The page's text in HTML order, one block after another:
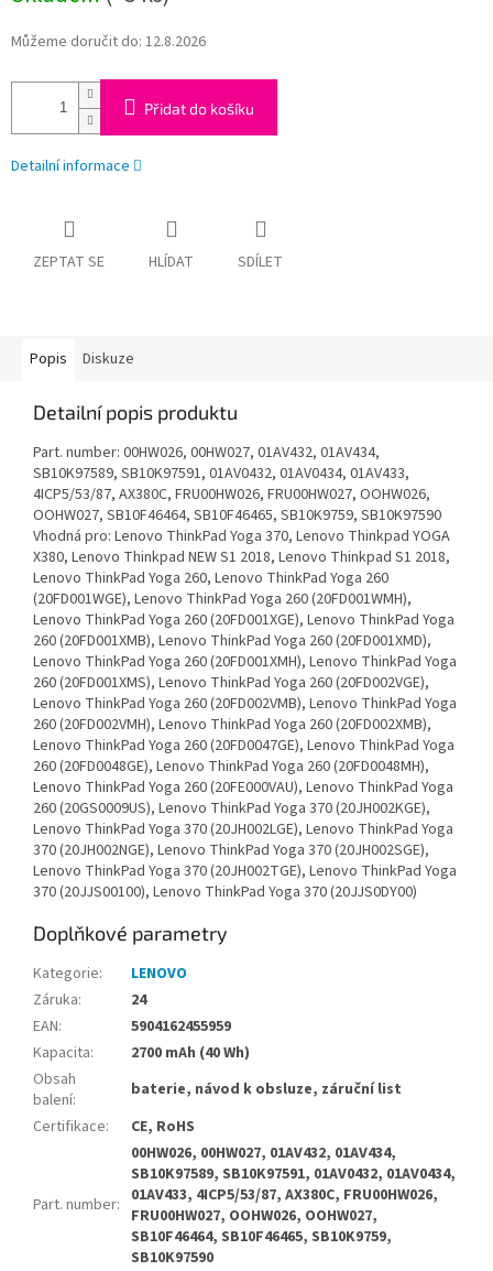
Můžeme doručit do: 12.8.2026
Přidat do košíku
Detailní informace
ZEPTAT SE HLÍDAT SDÍLET
Popis Diskuze
Detailní popis produktu
Part. number: 00HW026, 00HW027, 01AV432, 01AV434,
SB10K97589, SB10K97591, 01AV0432, 01AV0434, 01AV433,
4ICP5/53/87, AX380C, FRU00HW026, FRU00HW027, OOHW026,
OOHW027, SB10F46464, SB10F46465, SB10K9759, SB10K97590
Vhodná pro: Lenovo ThinkPad Yoga 370, Lenovo Thinkpad YOGA
X380, Lenovo Thinkpad NEW S1 2018, Lenovo Thinkpad S1 2018,
Lenovo ThinkPad Yoga 260, Lenovo ThinkPad Yoga 260
(20FD001WGE), Lenovo ThinkPad Yoga 260 (20FD001WMH),
Lenovo ThinkPad Yoga 260 (20FD001XGE), Lenovo ThinkPad Yoga
260 (20FD001XMB), Lenovo ThinkPad Yoga 260 (20FD001XMD),
Lenovo ThinkPad Yoga 260 (20FD001XMH), Lenovo ThinkPad Yoga
260 (20FD001XMS), Lenovo ThinkPad Yoga 260 (20FD002VGE),
Lenovo ThinkPad Yoga 260 (20FD002VMB), Lenovo ThinkPad Yoga
260 (20FD002VMH), Lenovo ThinkPad Yoga 260 (20FD002XMB),
Lenovo ThinkPad Yoga 260 (20FD0047GE), Lenovo ThinkPad Yoga
260 (20FD0048GE), Lenovo ThinkPad Yoga 260 (20FD0048MH),
Lenovo ThinkPad Yoga 260 (20FE000VAU), Lenovo ThinkPad Yoga
260 (20GS0009US), Lenovo ThinkPad Yoga 370 (20JH002KGE),
Lenovo ThinkPad Yoga 370 (20JH002LGE), Lenovo ThinkPad Yoga
370 (20JH002NGE), Lenovo ThinkPad Yoga 370 (20JH002SGE),
Lenovo ThinkPad Yoga 370 (20JH002TGE), Lenovo ThinkPad Yoga
370 (20JJS00100), Lenovo ThinkPad Yoga 370 (20JJS0DY00)
Doplňkové parametry
Kategorie:
LENOVO
Záruka:
24
EAN:
5904162455959
Kapacita:
2700 mAh (40 Wh)
Obsah
balení:
baterie, návod k obsluze, záruční list
Certifikace: CE, RoHS
Part. number:
00HW026, 00HW027, 01AV432, 01AV434,
SB10K97589, SB10K97591, 01AV0432, 01AV0434,
01AV433, 4ICP5/53/87, AX380C, FRU00HW026,
FRU00HW027, OOHW026, OOHW027,
SB10F46464, SB10F46465, SB10K9759,
SB10K97590